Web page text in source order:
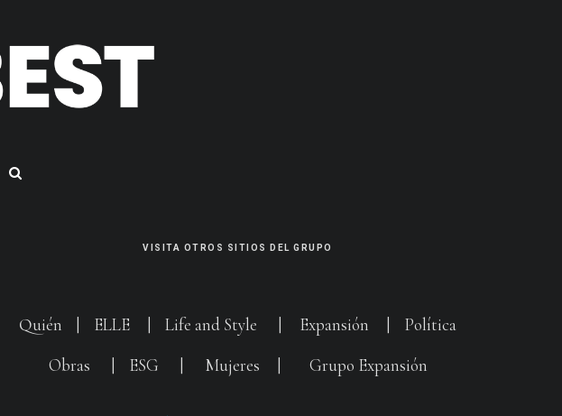
VISITA OTROS SITIOS DEL GRUPO
Quién ELLE Life and Style Expansión
Política
Obras
ESG Mujeres Grupo Expansión